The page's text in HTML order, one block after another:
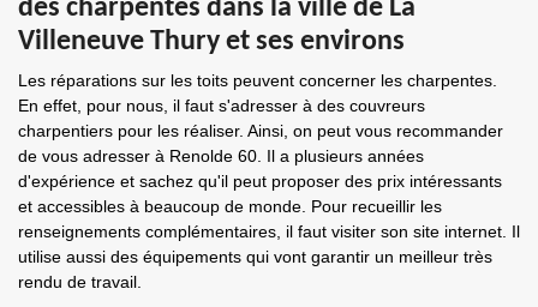
des charpentes dans la ville de La
Villeneuve Thury et ses environs
Les réparations sur les toits peuvent concerner les charpentes.
En effet, pour nous, il faut s'adresser à des couvreurs
charpentiers pour les réaliser. Ainsi, on peut vous recommander
de vous adresser à Renolde 60. Il a plusieurs années
d'expérience et sachez qu'il peut proposer des prix intéressants
et accessibles à beaucoup de monde. Pour recueillir les
renseignements complémentaires, il faut visiter son site internet. Il
utilise aussi des équipements qui vont garantir un meilleur très
rendu de travail.